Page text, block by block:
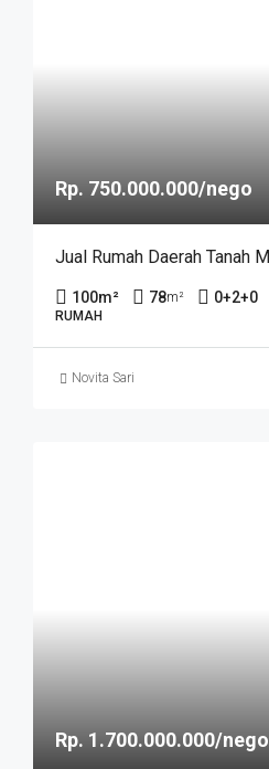
Rp. 750.000.000/nego
100m² 78m² 0+2+0
RUMAH
Novita Sari
Rp. 1.700.000.000/nego